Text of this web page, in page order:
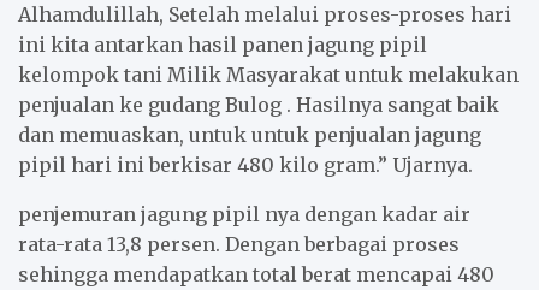
Alhamdulillah, Setelah melalui proses-proses hari
ini kita antarkan hasil panen jagung pipil
kelompok tani Milik Masyarakat untuk melakukan
penjualan ke gudang Bulog . Hasilnya sangat baik
dan memuaskan, untuk untuk penjualan jagung
pipil hari ini berkisar 480 kilo gram.” Ujarnya.
penjemuran jagung pipil nya dengan kadar air
rata-rata 13,8 persen. Dengan berbagai proses
sehingga mendapatkan total berat mencapai 480